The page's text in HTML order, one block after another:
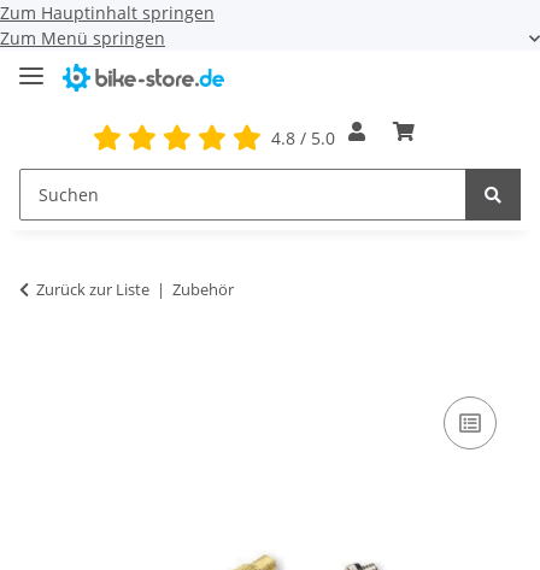
Zum Hauptinhalt springen
Zum Menü springen
4.8 / 5.0
Zurück zur Liste Zubehör